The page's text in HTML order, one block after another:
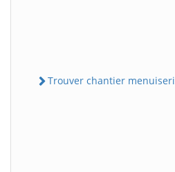
Trouver chantier